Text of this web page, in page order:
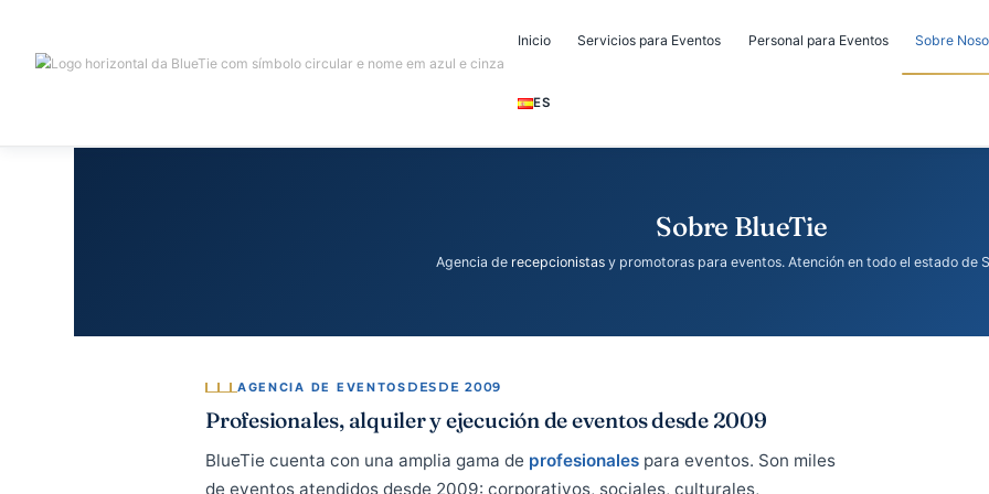
contenido
Inicio Servicios para Eventos Personal para Eventos
Sobre BlueTie
AGENCIA DE EVENTOSDESDE 2009
Profesionales, alquiler y ejecución de eventos desde 2009